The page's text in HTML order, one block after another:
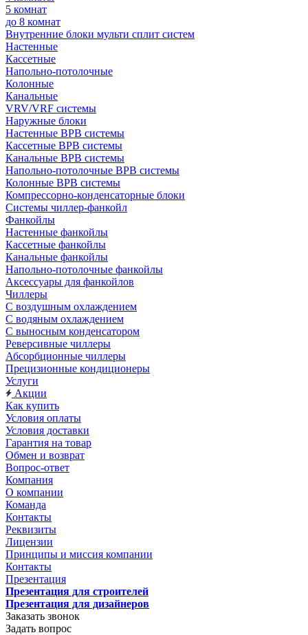
5 комнат
до 8 комнат
Внутренние блоки мульти сплит систем
Настенные
Кассетные
Напольно-потолочные
Колонные
Канальные
VRV/VRF системы
Наружные блоки
Настенные ВРВ системы
Кассетные ВРВ системы
Канальные ВРВ системы
Напольно-потолочные ВРВ системы
Колонные ВРВ системы
Компрессорно-конденсаторные блоки
Системы чиллер-фанкойл
Фанкойлы
Настенные фанкойлы
Кассетные фанкойлы
Канальные фанкойлы
Напольно-потолочные фанкойлы
Аксессуары для фанкойлов
Чиллеры
С воздушным охлаждением
С водяным охлаждением
С выносным конденсатором
Реверсивные чиллеры
Абсорбционные чиллеры
Прецизионные кондиционеры
Услуги
Акции
Как купить
Условия оплаты
Условия доставки
Гарантия на товар
Обмен и возврат
Вопрос-ответ
Компания
О компании
Команда
Контакты
Реквизиты
Лицензии
Принципы и миссия компании
Контакты
Презентация
Презентация для строителей
Презентация для дизайнеров
Заказать звонок
Задать вопрос